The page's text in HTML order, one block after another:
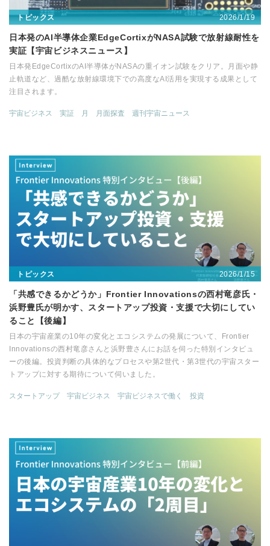
トピックス 2026/1/19
日本発のAI半導体企業EdgeCortixがNASA試験で放射線耐性を
実証【宇宙ビジネスニュース】
日本発EdgeCortixのAI半導体がNASAの重イオン試験をクリア。月面や静
止軌道など、過酷な放射線環境下での高度なAI活用を実現する成果として
注目されます。
宇宙ビジネス 実証 月 月面探査 週刊宇宙ニュース
トピックス 2026/1/15
「共感できるかどうか」Frontier Innovationsの西村竜彦氏・
浜野豊氏が明かす、スタートアップ投資・支援で大切にしてい
ること【後編】
日本の宇宙産業の10年の変化とエコシステムの発展について、Frontier
Innovationsの西村竜彦さんと浜野豊さんにお話を伺った特別インタビュ
ーの後編。投資判断の具体的なプロセスや第2世代・第3世代の宇宙スター
トアップに対する期待について伺いました。
スタートアップ 宇宙ビジネス 宇宙ビジネスで働く 投資